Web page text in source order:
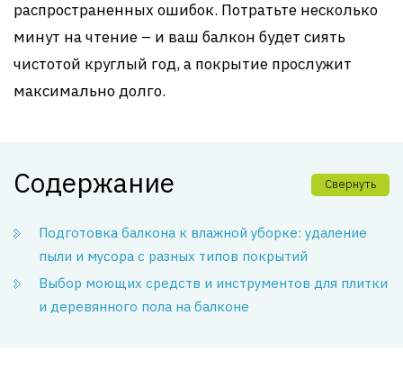
распространенных ошибок. Потратьте несколько
минут на чтение – и ваш балкон будет сиять
чистотой круглый год, а покрытие прослужит
максимально долго.
Содержание Свернуть
Подготовка балкона к влажной уборке: удаление
пыли и мусора с разных типов покрытий
Выбор моющих средств и инструментов для плитки
и деревянного пола на балконе